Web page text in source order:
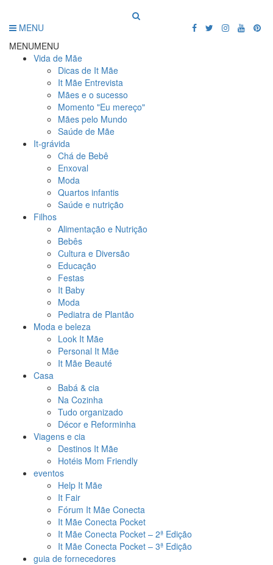
MENU
MENUMENU
Vida de Mãe
Dicas de It Mãe
It Mãe Entrevista
Mães e o sucesso
Momento "Eu mereço"
Mães pelo Mundo
Saúde de Mãe
It-grávida
Chá de Bebê
Enxoval
Moda
Quartos infantis
Saúde e nutrição
Filhos
Alimentação e Nutrição
Bebês
Cultura e Diversão
Educação
Festas
It Baby
Moda
Pediatra de Plantão
Moda e beleza
Look It Mãe
Personal It Mãe
It Mãe Beauté
Casa
Babá & cia
Na Cozinha
Tudo organizado
Décor e Reforminha
Viagens e cia
Destinos It Mãe
Hotéis Mom Friendly
eventos
Help It Mãe
It Fair
Fórum It Mãe Conecta
It Mãe Conecta Pocket
It Mãe Conecta Pocket – 2ª Edição
It Mãe Conecta Pocket – 3ª Edição
guia de fornecedores